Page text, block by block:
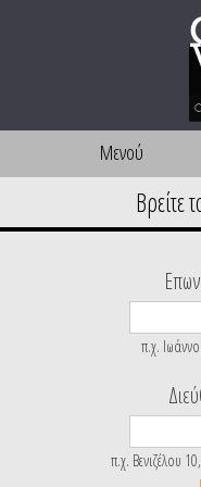
Μενού
π.χ.
π.χ. Βενιζέλου